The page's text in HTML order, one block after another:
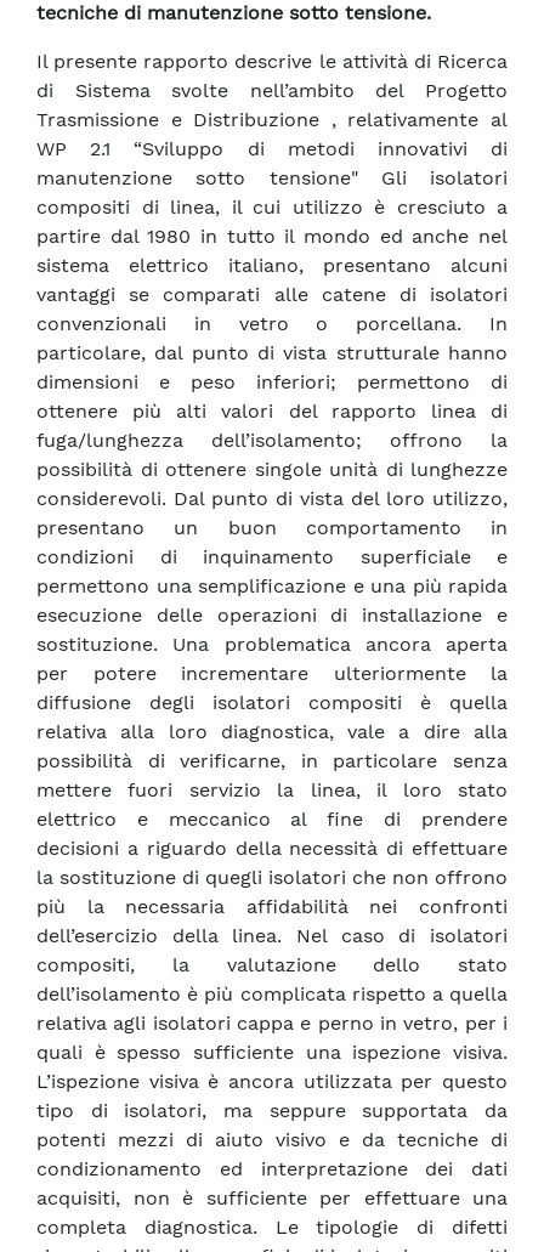
tecniche di manutenzione sotto tensione.
Il presente rapporto descrive le attività di Ricerca
di Sistema svolte nell’ambito del Progetto
Trasmissione e Distribuzione , relativamente al
WP 2.1 “Sviluppo di metodi innovativi di
manutenzione sotto tensione" Gli isolatori
compositi di linea, il cui utilizzo è cresciuto a
partire dal 1980 in tutto il mondo ed anche nel
sistema elettrico italiano, presentano alcuni
vantaggi se comparati alle catene di isolatori
convenzionali in vetro o porcellana. In
particolare, dal punto di vista strutturale hanno
dimensioni e peso inferiori; permettono di
ottenere più alti valori del rapporto linea di
fuga/lunghezza dell’isolamento; offrono la
possibilità di ottenere singole unità di lunghezze
considerevoli. Dal punto di vista del loro utilizzo,
presentano un buon comportamento in
condizioni di inquinamento superficiale e
permettono una semplificazione e una più rapida
esecuzione delle operazioni di installazione e
sostituzione. Una problematica ancora aperta
per potere incrementare ulteriormente la
diffusione degli isolatori compositi è quella
relativa alla loro diagnostica, vale a dire alla
possibilità di verificarne, in particolare senza
mettere fuori servizio la linea, il loro stato
elettrico e meccanico al fine di prendere
decisioni a riguardo della necessità di effettuare
la sostituzione di quegli isolatori che non offrono
più la necessaria affidabilità nei confronti
dell’esercizio della linea. Nel caso di isolatori
compositi, la valutazione dello stato
dell’isolamento è più complicata rispetto a quella
relativa agli isolatori cappa e perno in vetro, per i
quali è spesso sufficiente una ispezione visiva.
L’ispezione visiva è ancora utilizzata per questo
tipo di isolatori, ma seppure supportata da
potenti mezzi di aiuto visivo e da tecniche di
condizionamento ed interpretazione dei dati
acquisiti, non è sufficiente per effettuare una
completa diagnostica. Le tipologie di difetti